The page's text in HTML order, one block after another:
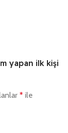
yapan ilk kişi
* ile